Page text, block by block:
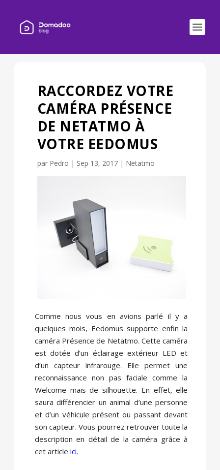
RACCORDEZ VOTRE
CAMÉRA PRÉSENCE
DE NETATMO À
VOTRE EEDOMUS
par Pedro | Sep 13, 2017| Netatmo
Comme nous vous en avions parlé il y a
quelques mois, Eedomus supporte enfin la
caméra Présence de Netatmo. Cette caméra
est dotée d’un éclairage extérieur LED et
d’un capteur infrarouge. Elle permet une
reconnaissance non pas faciale comme la
Welcome mais de silhouette. En effet, elle
saura différencier un animal d’une personne
et d’un véhicule présent ou passant devant
son capteur. Vous pourrez retrouver toute la
description en détail de la caméra grâce à
cet article ici.